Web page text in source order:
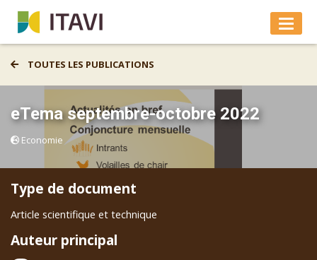
TOUTES LES PUBLICATIONS
eTema septembre-octobre 2022
Economie
Type de document
Article scientifique et technique
Auteur principal